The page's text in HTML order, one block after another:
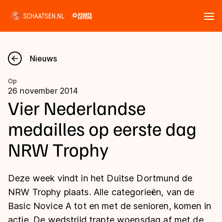
Nieuws
Kalender
Disciplines
Marathon
Inlineskaten
Uitslagen
Langebaan
Shorttrack
Marathon
Tijden & historie
Ranglijsten Langebaan
Nieuws
Op
26 november 2014
Vier Nederlandse
medailles op eerste dag
NRW Trophy
Deze week vindt in het Duitse Dortmund de
NRW Trophy plaats. Alle categorieën, van de
Basic Novice A tot en met de senioren, komen in
actie. De wedstrijd trapte woensdag af met de